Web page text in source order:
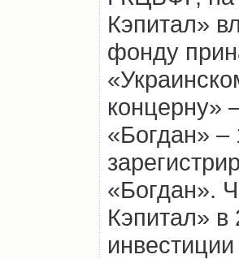
Кэпитал»
фонду
концерну»
«Богдан»
«Богдан».
Кэпитал» в